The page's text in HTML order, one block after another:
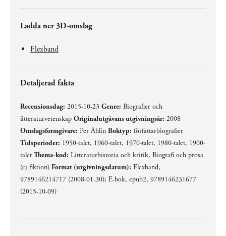
Ladda ner 3D-omslag
Flexband
Detaljerad fakta
Recensionsdag: 2015-10-23 Genre: Biografier och
litteraturvetenskap Originalutgåvans utgivningsår: 2008
Omslagsformgivare: Per Åhlin Boktyp: författarbiografier
Tidsperioder: 1950-talet, 1960-talet, 1970-talet, 1980-talet, 1900-
talet Thema-kod: Litteraturhistoria och kritik, Biografi och prosa
(ej fiktion) Format (utgivningsdatum): Flexband,
9789146214717 (2008-01-30); E-bok, epub2, 9789146231677
(2015-10-09)